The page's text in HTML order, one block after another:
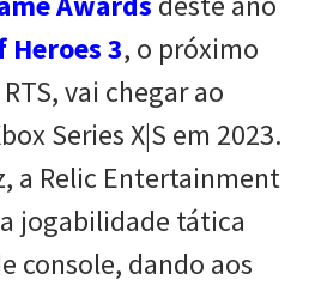
Heroes 3, o próximo
vai chegar ao
Series X|S em 2023.
a Relic Entertainment
jogabilidade tática
console, dando aos